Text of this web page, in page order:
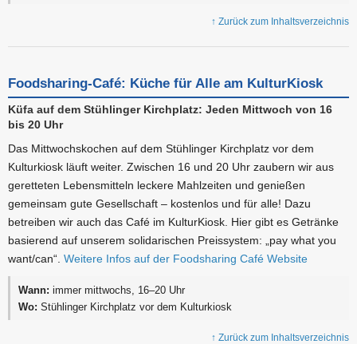
↑ Zurück zum Inhaltsverzeichnis
Foodsharing-Café: Küche für Alle am KulturKiosk
Küfa auf dem Stühlinger Kirchplatz: Jeden Mittwoch von 16
bis 20 Uhr
Das Mittwochskochen auf dem Stühlinger Kirchplatz vor dem
Kulturkiosk läuft weiter. Zwischen 16 und 20 Uhr zaubern wir aus
geretteten Lebensmitteln leckere Mahlzeiten und genießen
gemeinsam gute Gesellschaft – kostenlos und für alle! Dazu
betreiben wir auch das Café im KulturKiosk. Hier gibt es Getränke
basierend auf unserem solidarischen Preissystem: „pay what you
want/can“. Weitere Infos auf der Foodsharing Café Website
Wann: immer mittwochs, 16–20 Uhr
Wo: Stühlinger Kirchplatz vor dem Kulturkiosk
↑ Zurück zum Inhaltsverzeichnis